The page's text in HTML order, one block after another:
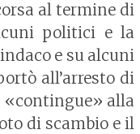
al termine di
politici e la
e su alcuni
all’arresto di
«contingue» alla
di scambio e il